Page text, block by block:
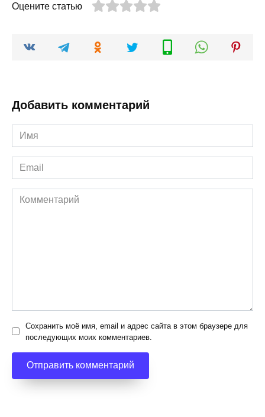
Оцените статью
Добавить комментарий
Имя
*
Email
*
Комментарий
Сохранить моё имя, email и адрес сайта в этом браузере для
последующих моих комментариев.